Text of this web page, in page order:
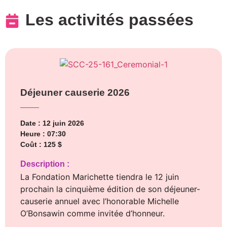
Les activités passées
Déjeuner causerie 2026
Date : 12 juin 2026
Heure : 07:30
Coût : 125 $
Description :
La Fondation Marichette tiendra le 12 juin
prochain la cinquième édition de son déjeuner-
causerie annuel avec l’honorable Michelle
O’Bonsawin comme invitée d’honneur.